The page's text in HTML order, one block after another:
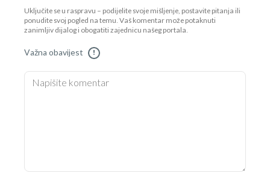
Uključite se u raspravu – podijelite svoje mišljenje, postavite pitanja ili
ponudite svoj pogled na temu. Vaš komentar može potaknuti
zanimljiv dijalog i obogatiti zajednicu našeg portala.
Važna obavijest !